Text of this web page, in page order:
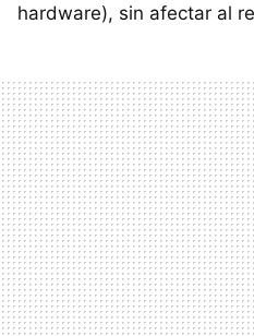
hardware), sin afectar al